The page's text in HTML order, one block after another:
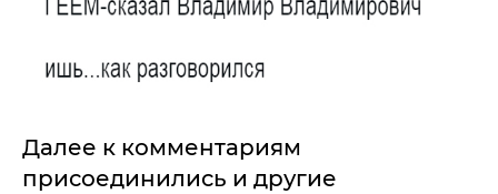
Далее к комментариям
присоединились и другие